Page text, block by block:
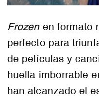
Frozenen formato
perfecto para
de películas y
huella imborrable
han alcanzado el